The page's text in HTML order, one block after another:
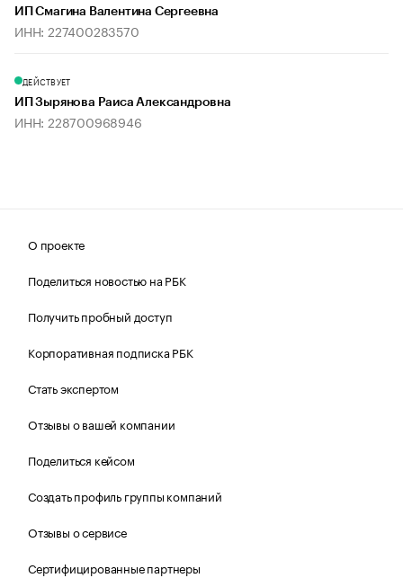
ИП Смагина Валентина Сергеевна
ИНН: 227400283570
ДЕЙСТВУЕТ
ИП Зырянова Раиса Александровна
ИНН: 228700968946
О проекте
Поделиться новостью на РБК
Получить пробный доступ
Корпоративная подписка РБК
Стать экспертом
Отзывы о вашей компании
Поделиться кейсом
Создать профиль группы компаний
Отзывы о сервисе
Сертифицированные партнеры